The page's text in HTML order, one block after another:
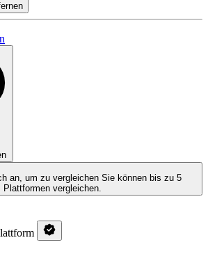
an, um zu vergleichen Sie können bis zu 5
Plattformen vergleichen.